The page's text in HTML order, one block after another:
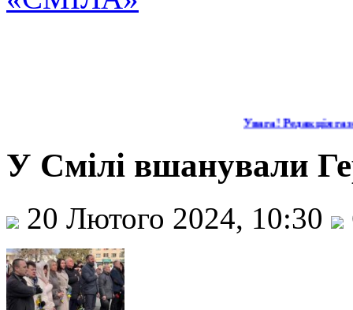
Увага! Редакція
У Смілі вшанували
20 Лютого 2024, 10:30